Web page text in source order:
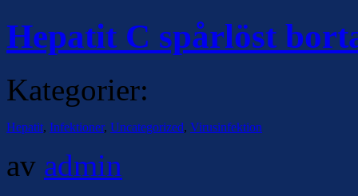
Hepatit C spårlöst
Kategorier:
Hepatit, Infektioner, Uncategorized, Virusinfektion
av admin